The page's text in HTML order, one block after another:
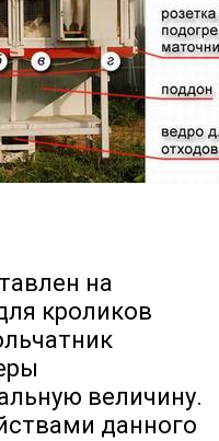
на
кроликов
величину.
данного